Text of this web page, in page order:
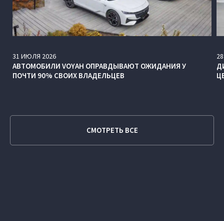
31 ИЮЛЯ 2026
АВТОМОБИЛИ VOYAH ОПРАВДЫВАЮТ ОЖИДАНИЯ У
ПОЧТИ 90% СВОИХ ВЛАДЕЛЬЦЕВ
28
СМОТРЕТЬ ВСЕ